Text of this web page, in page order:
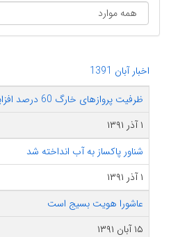
اخبار آبان 1391
ظرفیت پروازهای خارگ 60 درصد افزایش یافت
۱ آذر ۱۳۹۱
شناور پاکساز به آب انداخته شد
۱ آذر ۱۳۹۱
عاشورا هویت بسیج است
۱۵ آبان ۱۳۹۱